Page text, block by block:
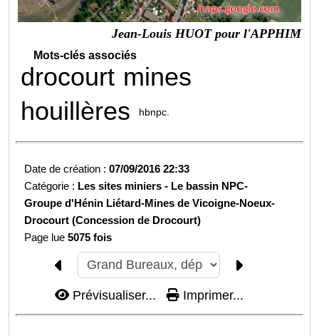
Jean-Louis HUOT pour l'APPHIM
Mots-clés associés
drocourt mines
houillères
hbnpc.
Date de création :07/09/2016 22:33
Catégorie : Les sites miniers - Le bassin NPC-
Groupe d'Hénin Liétard-Mines de Vicoigne-Noeux-
Drocourt (Concession de Drocourt)
Page lue5075 fois
Prévisualiser... Imprimer...